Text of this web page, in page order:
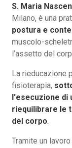
S. Maria
Milano, è una
postura e
muscolo-
l’assetto del
La rieducazione
fisioterapia,
l'esecuzione di
riequilibrare le
del corpo.
Tramite un